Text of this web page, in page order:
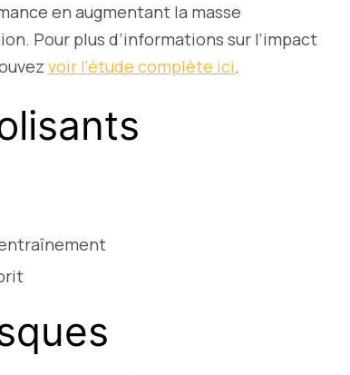
en augmentant la masse
Pour plus d’informations sur l’impact
voir l’étude complète ici.